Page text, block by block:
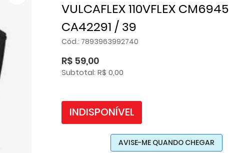
VULCAFLEX 110VFLEX CM6945
CA42291 / 39
Cód.: 7893963992740
R$ 59,00
Subtotal: R$ 0,00
INDISPONÍVEL
AVISE-ME QUANDO CHEGAR